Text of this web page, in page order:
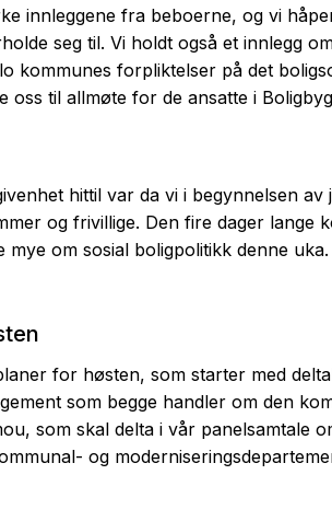
innleggene fra beboerne, og vi
seg til. Vi holdt også et innlegg
kommunes forpliktelser på det
oss til allmøte for de ansatte i
hittil var da vi i begynnelsen
og frivillige. Den fire dager
mye om sosial boligpolitikk denne
for høsten, som starter med
som begge handler om den
som skal delta i vår panelsamtale
og